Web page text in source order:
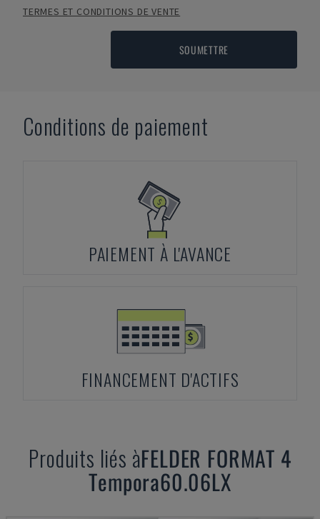
TERMES ET CONDITIONS DE VENTE
SOUMETTRE
Conditions de paiement
PAIEMENT À L'AVANCE
FINANCEMENT D'ACTIFS
Produits liés àFELDER FORMAT 4
Tempora60.06LX